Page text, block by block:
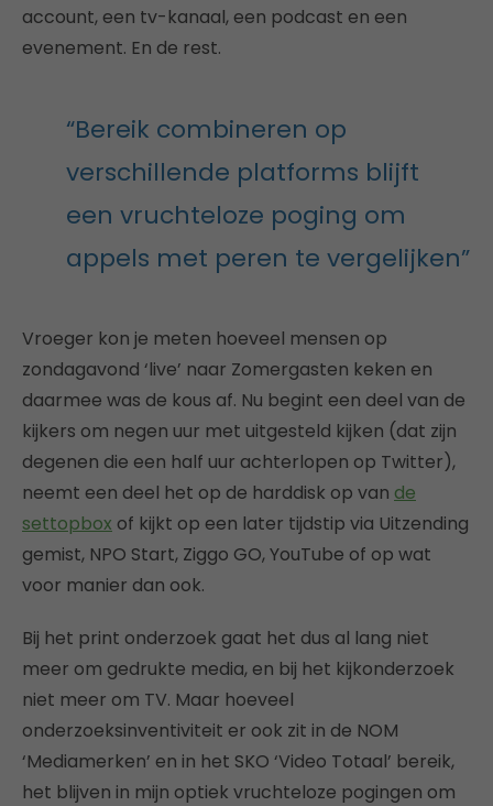
account, een tv-kanaal, een podcast en een
evenement. En de rest.
“Bereik combineren op
verschillende platforms blijft
een vruchteloze poging om
appels met peren te vergelijken”
Vroeger kon je meten hoeveel mensen op
zondagavond ‘live’ naar Zomergasten keken en
daarmee was de kous af. Nu begint een deel van de
kijkers om negen uur met uitgesteld kijken (dat zijn
degenen die een half uur achterlopen op Twitter),
neemt een deel het op de harddisk op van de
settopbox of kijkt op een later tijdstip via Uitzending
gemist, NPO Start, Ziggo GO, YouTube of op wat
voor manier dan ook.
Bij het print onderzoek gaat het dus al lang niet
meer om gedrukte media, en bij het kijkonderzoek
niet meer om TV. Maar hoeveel
onderzoeksinventiviteit er ook zit in de NOM
‘Mediamerken’ en in het SKO ‘Video Totaal’ bereik,
het blijven in mijn optiek vruchteloze pogingen om